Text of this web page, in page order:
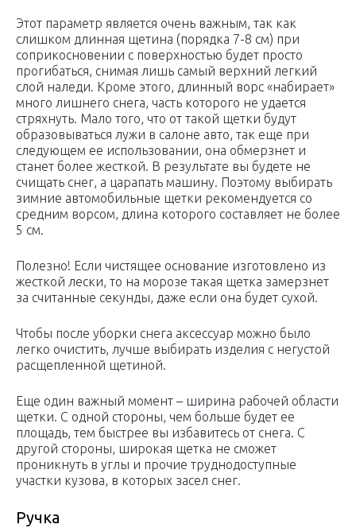
Этот параметр является очень важным, так как
слишком длинная щетина (порядка 7-8 см) при
соприкосновении с поверхностью будет просто
прогибаться, снимая лишь самый верхний легкий
слой наледи. Кроме этого, длинный ворс «набирает»
много лишнего снега, часть которого не удается
стряхнуть. Мало того, что от такой щетки будут
образовываться лужи в салоне авто, так еще при
следующем ее использовании, она обмерзнет и
станет более жесткой. В результате вы будете не
счищать снег, а царапать машину. Поэтому выбирать
зимние автомобильные щетки рекомендуется со
средним ворсом, длина которого составляет не более
5 см.
Полезно! Если чистящее основание изготовлено из
жесткой лески, то на морозе такая щетка замерзнет
за считанные секунды, даже если она будет сухой.
Чтобы после уборки снега аксессуар можно было
легко очистить, лучше выбирать изделия с негустой
расщепленной щетиной.
Еще один важный момент – ширина рабочей области
щетки. С одной стороны, чем больше будет ее
площадь, тем быстрее вы избавитесь от снега. С
другой стороны, широкая щетка не сможет
проникнуть в углы и прочие труднодоступные
участки кузова, в которых засел снег.
Ручка